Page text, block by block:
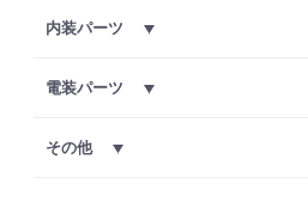
内装パーツ
電装パーツ
その他